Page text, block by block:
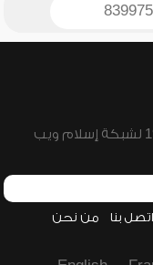
اتصل بنا من نحن